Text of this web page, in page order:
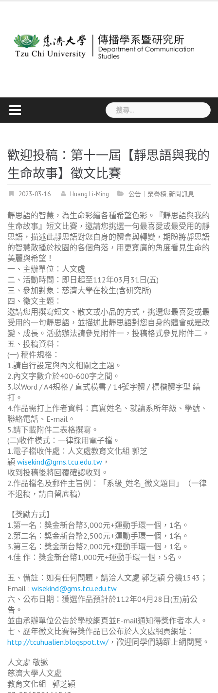
搜
尋
字:
歡迎投稿：第十一屆【靜思語與我的
生命故事】徵文比賽
2023-03-16 Huang Li-Ming 公告｜榮譽榜,新聞訊息
靜思語的智慧，為生命彩繪各種希望色彩。『靜思語與我的
生命故事』短文比賽，邀請您挑選一句最喜愛或最受用的靜
思語，描述此靜思語對您自身的體會與轉變，期盼將靜思語
的智慧散播於校園的各個角落，用更寬廣的角度看見生命的
美麗與希望！
一、主辦單位：人文處
二、活動時間：即日起至112年03月31日(五)
三、參加對象：慈濟大學在校生(含研究所)
四、徵文主題：
邀請您用撰寫短文、散文或小品的方式，挑選您最喜愛或最
受用的一句靜思語，並描述此靜思語對您自身的體會或是改
變、成長。活動辦法請參見附件一，投稿格式參見附件二。
五、投稿資料：
(一) 稿件規格：
1.請自行設定與內文相關之主題。
2.內文字數介於400-600字之間。
3.以Word / A4規格 / 直式橫書 / 14號字體 / 標楷體字型 繕
打。
4.作品需打上作者資料：真實姓名、就讀系所年級、學號、
聯絡電話、E-mail。
5.請下載附件二表格撰寫。
(二)收件模式：一律採用電子檔。
1.電子檔收件處：人文處教育文化組 郭芝
穎 wisekind@gms.tcu.edu.tw ，
收到投稿後將回覆確認收到。
2.作品檔名及郵件主旨例：「系級_姓名_徵文題目」（一律
不退稿，請自留底稿）
【獎勵方式】
1.第一名：獎金新台幣3,000元+運動手環一個，1名。
2.第二名：獎金新台幣2,500元+運動手環一個，1名。
3.第三名：獎金新台幣2,000元+運動手環一個，1名。
4.佳 作：獎金新台幣1,000元+運動手環一個，5名。
五、備註：如有任何問題，請洽人文處 郭芝穎 分機1543；
Email : wisekind@gms.tcu.edu.tw
六、公布日期：獲選作品預計於112年04月28日(五)前公
告。
並由承辦單位公告於學校網頁並E-mail通知得獎作者本人。
七、歷年徵文比賽得獎作品已公布於人文處網頁網址：
http://tcuhualien.blogspot.tw/ ，歡迎同學們踴躍上網閱覽。
人文處 敬邀
慈濟大學人文處
教育文化組 郭芝穎